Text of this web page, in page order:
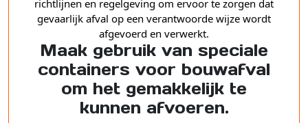
richtlijnen en regelgeving om ervoor te zorgen dat
gevaarlijk afval op een verantwoorde wijze wordt
afgevoerd en verwerkt.
Maak gebruik van speciale
containers voor bouwafval
om het gemakkelijk te
kunnen afvoeren.